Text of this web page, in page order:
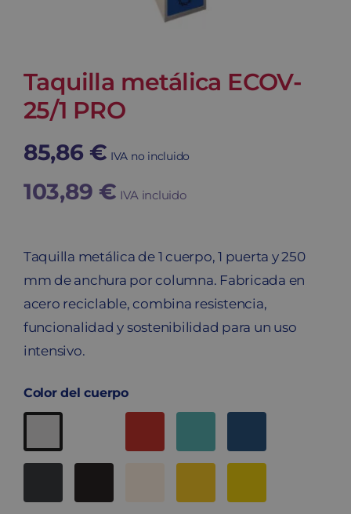
Taquilla metálica ECOV-
25/1 PRO
85,86 € IVA no incluido
103,89 € IVA incluido
Taquilla metálica de 1 cuerpo, 1 puerta y 250
mm de anchura por columna. Fabricada en
acero reciclable, combina resistencia,
funcionalidad y sostenibilidad para un uso
intensivo.
Color del cuerpo